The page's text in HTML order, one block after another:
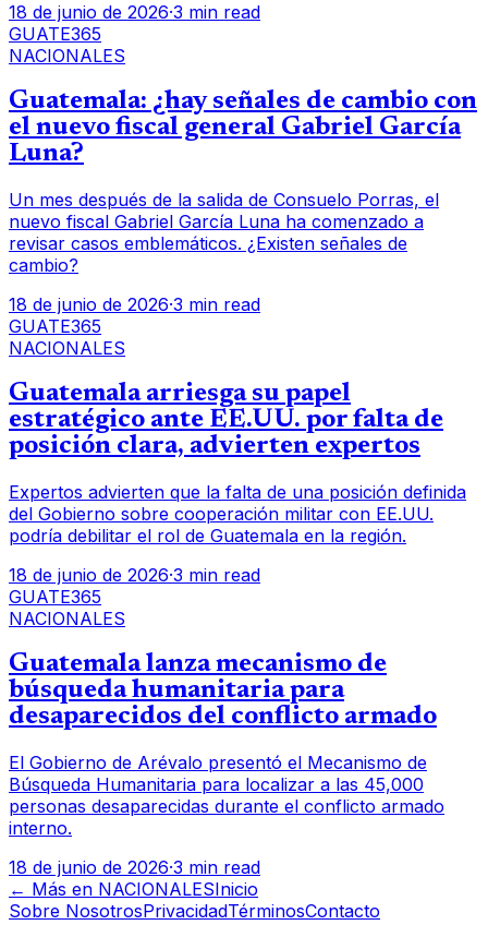
18 de junio de 2026·3 min read
GUATE365
NACIONALES
Guatemala: ¿hay señales de cambio con
el nuevo fiscal general Gabriel García
Luna?
Un mes después de la salida de Consuelo Porras, el
nuevo fiscal Gabriel García Luna ha comenzado a
revisar casos emblemáticos. ¿Existen señales de
cambio?
18 de junio de 2026·3 min read
GUATE365
NACIONALES
Guatemala arriesga su papel
estratégico ante EE.UU. por falta de
posición clara, advierten expertos
Expertos advierten que la falta de una posición definida
del Gobierno sobre cooperación militar con EE.UU.
podría debilitar el rol de Guatemala en la región.
18 de junio de 2026·3 min read
GUATE365
NACIONALES
Guatemala lanza mecanismo de
búsqueda humanitaria para
desaparecidos del conflicto armado
El Gobierno de Arévalo presentó el Mecanismo de
Búsqueda Humanitaria para localizar a las 45,000
personas desaparecidas durante el conflicto armado
interno.
18 de junio de 2026·3 min read
← Más en NACIONALESInicio
Sobre NosotrosPrivacidadTérminosContacto